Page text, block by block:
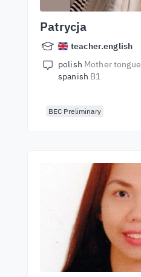
Patrycja
teacher.english
polish Mother tongue
spanish B1
BEC Preliminary